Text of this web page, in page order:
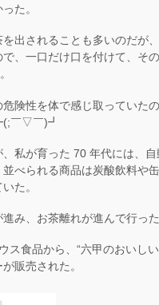
た。
を出されることも多いのだが
で、一口だけ口を付けて、そ
険性を体で感じ取っていた
￣▽￣)┛
私が育った 70 年代には、自
べられる商品は炭酸飲料や
た。
み、お茶離れが進んで行った
ス食品から、“六甲のおいし
販売された。